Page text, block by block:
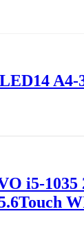
A4-
i5-1035